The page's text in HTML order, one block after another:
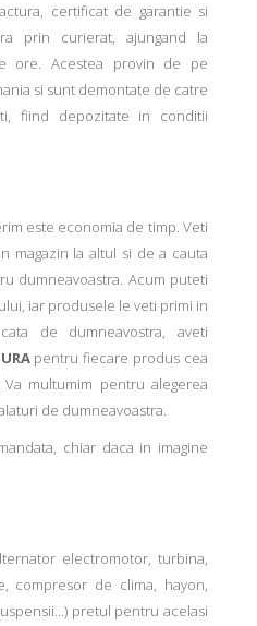
certificat de garantie si
prin curierat, ajungand la
ore. Acestea provin de pe
si sunt demontate de catre
fiind depozitate in conditii
este economia de timp. Veti
magazin la altul si de a cauta
dumneavoastra. Acum puteti
iar produsele le veti primi in
de dumneavostra, aveti
pentru fiecare produs cea
multumim pentru alegerea
de dumneavoastra.
chiar daca in imagine
electromotor, turbina,
compresor de clima, hayon,
pretul pentru acelasi